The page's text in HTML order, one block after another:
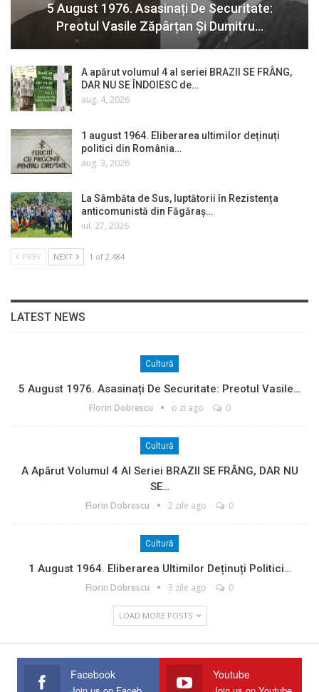
5 August 1976. Asasinați De Securitate:
Preotul Vasile Zăpârțan Și Dumitru…
A apărut volumul 4 al seriei BRAZII SE FRÂNG,
DAR NU SE ÎNDOIESC de…
aug. 4, 2026
1 august 1964. Eliberarea ultimilor deținuți
politici din România…
aug. 3, 2026
La Sâmbăta de Sus, luptătorii în Rezistența
anticomunistă din Făgăraș…
iul. 27, 2026
PREV NEXT 1 of 2.484
LATEST NEWS
Cultură
5 August 1976. Asasinați De Securitate: Preotul Vasile…
Florin Dobrescu o zi ago 0
Cultură
A Apărut Volumul 4 Al Seriei BRAZII SE FRÂNG, DAR NU
SE…
Florin Dobrescu 2 zile ago 0
Cultură
1 August 1964. Eliberarea Ultimilor Deținuți Politici…
Florin Dobrescu 3 zile ago 0
LOAD MORE POSTS
Facebook Youtube